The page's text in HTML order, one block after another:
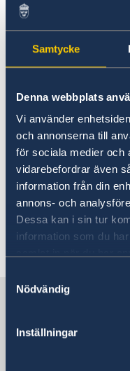
Samtycke
Denna webbplats
Vi använder
och annonserna till
för sociala medier och
vidarebefordrar även
information från din
annons- och
Dessa kan i sin tur
information som du
Nödvändig
Inställningar
Photo: Anders
Ta del av och
Tal:
webbplats
Sverige i